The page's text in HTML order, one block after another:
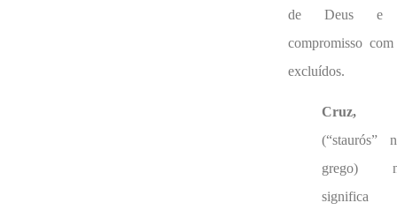
de Deus e
compromisso
excluídos.
Cruz,
(“staurós”
grego)
significa